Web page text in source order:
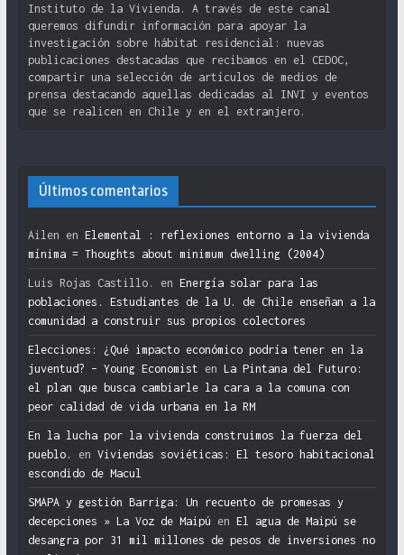
Instituto de la Vivienda. A través de este canal
queremos difundir información para apoyar la
investigación sobre hábitat residencial: nuevas
publicaciones destacadas que recibamos en el CEDOC,
compartir una selección de artículos de medios de
prensa destacando aquellas dedicadas al INVI y eventos
que se realicen en Chile y en el extranjero.
Últimos comentarios
Ailen en Elemental : reflexiones entorno a la vivienda
mínima = Thoughts about minimum dwelling (2004)
Luis Rojas Castillo. en Energía solar para las
poblaciones. Estudiantes de la U. de Chile enseñan a la
comunidad a construir sus propios colectores
Elecciones: ¿Qué impacto económico podría tener en la
juventud? – Young Economist en La Pintana del Futuro:
el plan que busca cambiarle la cara a la comuna con
peor calidad de vida urbana en la RM
En la lucha por la vivienda construimos la fuerza del
pueblo.
en Viviendas soviéticas: El tesoro habitacional
escondido de Macul
SMAPA y gestión Barriga: Un recuento de promesas y
decepciones » La Voz de Maipú en El agua de Maipú se
desangra por 31 mil millones de pesos de inversiones no